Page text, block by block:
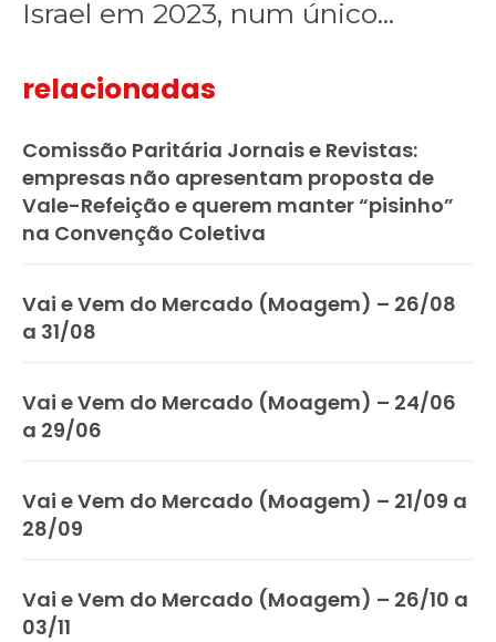
Israel em 2023, num único...
relacionadas
Comissão Paritária Jornais e Revistas:
empresas não apresentam proposta de
Vale-Refeição e querem manter “pisinho”
na Convenção Coletiva
Vai e Vem do Mercado (Moagem) – 26/08
a 31/08
Vai e Vem do Mercado (Moagem) – 24/06
a 29/06
Vai e Vem do Mercado (Moagem) – 21/09 a
28/09
Vai e Vem do Mercado (Moagem) – 26/10 a
03/11